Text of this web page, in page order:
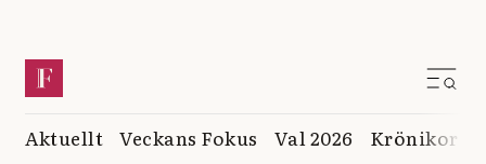
Aktuellt Veckans Fokus Val 2026 Krönikor